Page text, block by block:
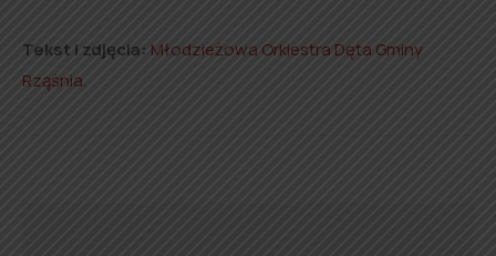
Tekst i zdjęcia: Młodzieżowa Orkiestra Dęta Gminy
Rząśnia.